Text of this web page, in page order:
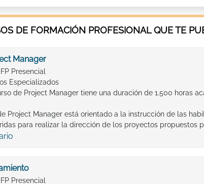
DE FORMACIÓN PROFESIONAL QUE TE
Manager
Presencial
Especializados
de Project Manager tiene una duración de 1.500 horas
Project Manager está orientado a la instrucción de las
para realizar la dirección de los proyectos propuestos
Presencial